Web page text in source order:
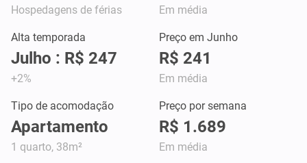
Hospedagens de férias Em média
Alta temporada
Julho : R$ 247
+2%
Preço em Junho
R$ 241
Em média
Tipo de acomodação
Apartamento
1 quarto, 38m²
Preço por semana
R$ 1.689
Em média